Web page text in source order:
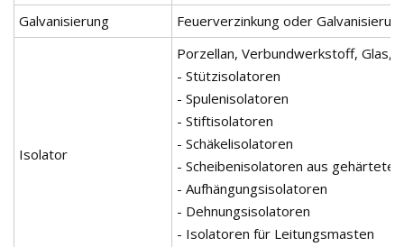
Galvanisierung
Feuerverzinkung oder
Isolator
Porzellan, Verbundwerkstoff, Glas,
- Stützisolatoren
- Spulenisolatoren
- Stiftisolatoren
- Schäkelisolatoren
- Scheibenisolatoren aus
- Aufhängungsisolatoren
- Dehnungsisolatoren
- Isolatoren für Leitungsmasten